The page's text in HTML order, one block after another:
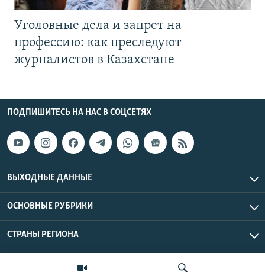
Уголовные дела и запрет на
профессию: как преследуют
журналистов в Казахстане
ПОДПИШИТЕСЬ НА НАС В СОЦСЕТЯХ
ВЫХОДНЫЕ ДАННЫЕ
ОСНОВНЫЕ РУБРИКИ
СТРАНЫ РЕГИОНА
Азаттык Азия © 2026 RFE/RL, Inc. | Все права защищены.